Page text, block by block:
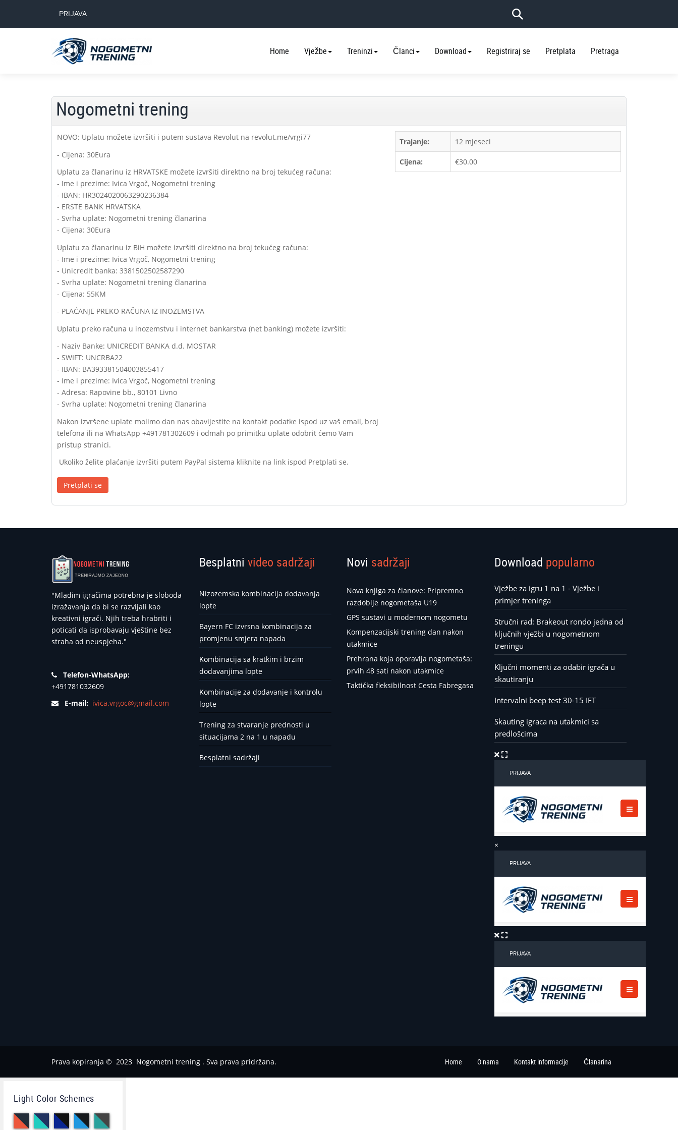
PRIJAVA
Home Vježbe Treninzi Članci Download Registriraj se Pretplata Pretraga
Nogometni trening
NOVO: Uplatu možete izvršiti i putem sustava Revolut na revolut.me/vrgi77
- Cijena: 30Eura
Uplatu za članarinu iz HRVATSKE možete izvršiti direktno na broj tekućeg računa:
- Ime i prezime: Ivica Vrgoč, Nogometni trening
- IBAN: HR3024020063290236384
- ERSTE BANK HRVATSKA
- Svrha uplate: Nogometni trening članarina
- Cijena: 30Eura
Uplatu za članarinu iz BiH možete izvršiti direktno na broj tekućeg računa:
- Ime i prezime: Ivica Vrgoč, Nogometni trening
- Unicredit banka: 3381502502587290
- Svrha uplate: Nogometni trening članarina
- Cijena: 55KM
- PLAĆANJE PREKO RAČUNA IZ INOZEMSTVA
Uplatu preko računa u inozemstvu i internet bankarstva (net banking) možete izvršiti:
- Naziv Banke: UNICREDIT BANKA d.d. MOSTAR
- SWIFT: UNCRBA22
- IBAN: BA393381504003855417
- Ime i prezime: Ivica Vrgoč, Nogometni trening
- Adresa: Rapovine bb., 80101 Livno
- Svrha uplate: Nogometni trening članarina
Nakon izvršene uplate molimo dan nas obavijestite na kontakt podatke ispod uz vaš email, broj
telefona ili na WhatsApp +491781302609 i odmah po primitku uplate odobrit ćemo Vam
pristup stranici.
Ukoliko želite plaćanje izvršiti putem PayPal sistema kliknite na link ispod Pretplati se.
Trajanje: 12 mjeseci
Cijena: €30.00
Pretplati se
"Mladim igračima potrebna je sloboda
izražavanja da bi se razvijali kao
kreativni igrači. Njih treba hrabriti i
poticati da isprobavaju vještine bez
straha od neuspjeha."
Telefon-WhatsApp:
+491781032609
E-mail: ivica.vrgoc@gmail.com
Besplatni video sadržaji
Nizozemska kombinacija dodavanja
lopte
Bayern FC izvrsna kombinacija za
promjenu smjera napada
Kombinacija sa kratkim i brzim
dodavanjima lopte
Kombinacije za dodavanje i kontrolu
lopte
Trening za stvaranje prednosti u
situacijama 2 na 1 u napadu
Besplatni sadržaji
Novi sadržaji
Nova knjiga za članove: Pripremno
razdoblje nogometaša U19
GPS sustavi u modernom nogometu
Kompenzacijski trening dan nakon
utakmice
Prehrana koja oporavlja nogometaša:
prvih 48 sati nakon utakmice
Taktička fleksibilnost Cesta Fabregasa
Download popularno
Vježbe za igru 1 na 1 - Vježbe i
primjer treninga
Stručni rad: Brakeout rondo jedna od
ključnih vježbi u nogometnom
treningu
Ključni momenti za odabir igrača u
skautiranju
Intervalni beep test 30-15 IFT
Skauting igraca na utakmici sa
predlošcima
×
Prava kopiranja © 2023 Nogometni trening . Sva prava pridržana. Home O nama Kontakt informacije Članarina
Light Color Schemes